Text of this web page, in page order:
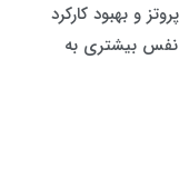
و بهبود کارکرد
نفس بیشتری به